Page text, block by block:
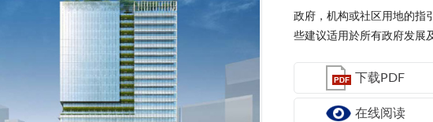
政府，机构或社区用地的指
些建议适用於所有政府发展
下载PDF
在线阅读